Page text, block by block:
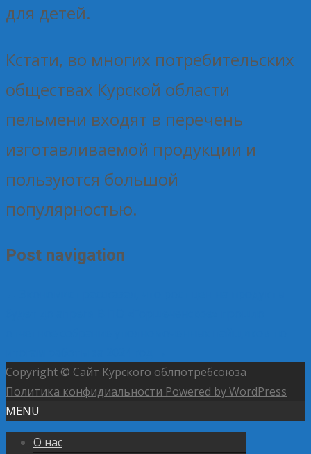
для детей.
Кстати, во многих потребительских
обществах Курской области
пельмени входят в перечень
изготавливаемой продукции и
пользуются большой
популярностью.
Post navigation
Copyright © Сайт Курского облпотребсоюза
Политика конфидиальности Powered by WordPress
MENU
О нас